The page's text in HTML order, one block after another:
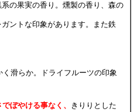
系の果実の香り。燻製の香り、森の
ントな印象があります。また鉄
く滑らか。ドライフルーツの印象
ぼやける事なく、 きりりとした